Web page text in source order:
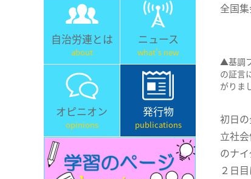
自治労連とは
about
ニュース
what's new
オピニオン
opinions
発行物
publications
全国
▲基調
の証言
がりま
初日
立社
のナ
２日